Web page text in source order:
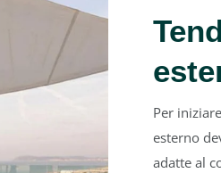
Per
esterno
adatte al